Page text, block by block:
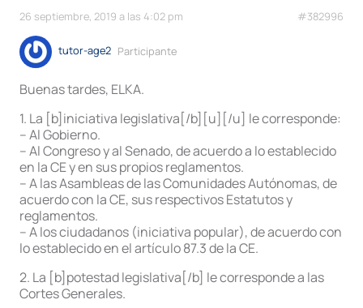
26 septiembre, 2019 a las 4:02 pm #382996
tutor-age2 Participante
Buenas tardes, ELKA.
1. La [b]iniciativa legislativa[/b][u][/u] le corresponde:
– Al Gobierno.
– Al Congreso y al Senado, de acuerdo a lo establecido
en la CE y en sus propios reglamentos.
– A las Asambleas de las Comunidades Autónomas, de
acuerdo con la CE, sus respectivos Estatutos y
reglamentos.
– A los ciudadanos (iniciativa popular), de acuerdo con
lo establecido en el artículo 87.3 de la CE.
2. La [b]potestad legislativa[/b] le corresponde a las
Cortes Generales.